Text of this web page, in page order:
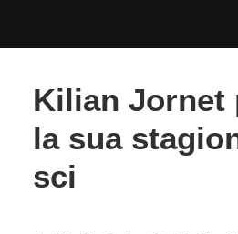
Kilian Jornet
la sua
sci